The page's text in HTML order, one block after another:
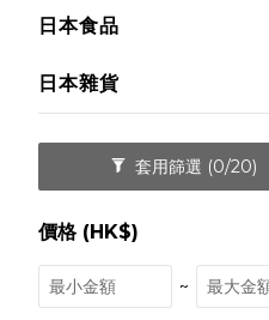
日本食品
日本雜貨
套用篩選 (0/20)
價格 (HK$)
~